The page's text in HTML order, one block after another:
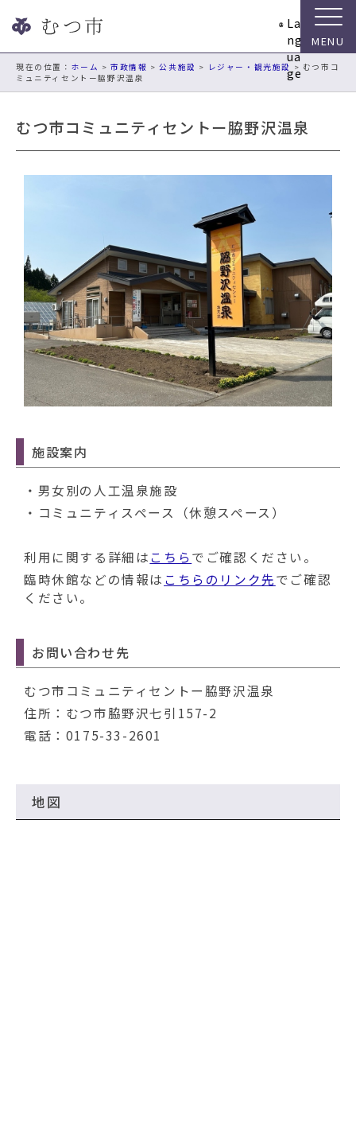
ビ
La
ng
ua
ge
現在の位置： ホーム >市政情報 >公共施設 > レジャー・観光施設 > むつ市コ
ミュニティセントー脇野沢温泉
むつ市コミュニティセントー脇野沢温泉
施設案内
・男女別の人工温泉施設
・コミュニティスペース（休憩スペース）
利用に関する詳細はこちらでご確認ください。
臨時休館などの情報は こちらのリンク先でご確認
ください。
お問い合わせ先
むつ市コミュニティセントー脇野沢温泉
住所：むつ市脇野沢七引157-2
電話：0175-33-2601
地図